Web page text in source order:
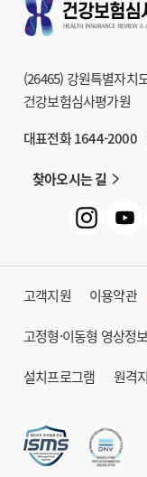
(26465) 강원특별자치
건강보험심사평가원
대표전화 1644-2000
찾아오시는 길
고객지원 이용약관
고정형·이동형 영상정
설치프로그램 원격